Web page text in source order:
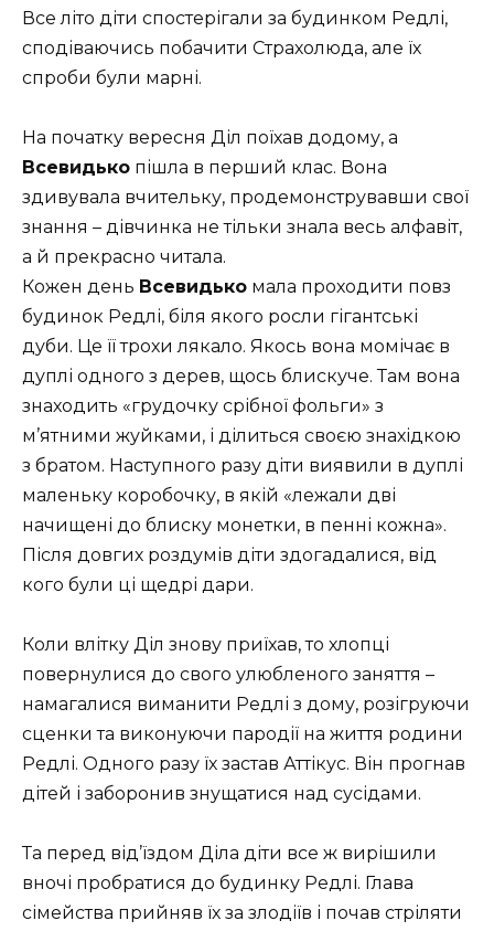
Все літо діти спостерігали за будинком Редлі,
сподіваючись побачити Страхолюда, але їх
спроби були марні.
На початку вересня Діл поїхав додому, а
Всевидько пішла в перший клас. Вона
здивувала вчительку, продемонструвавши свої
знання – дівчинка не тільки знала весь алфавіт,
а й прекрасно читала.
Кожен день Всевидько мала проходити повз
будинок Редлі, біля якого росли гігантські
дуби. Це її трохи лякало. Якось вона момічає в
дуплі одного з дерев, щось блискуче. Там вона
знаходить «грудочку срібної фольги» з
м’ятними жуйками, і ділиться своєю знахідкою
з братом. Наступного разу діти виявили в дуплі
маленьку коробочку, в якій «лежали дві
начищені до блиску монетки, в пенні кожна».
Після довгих роздумів діти здогадалися, від
кого були ці щедрі дари.
Коли влітку Діл знову приїхав, то хлопці
повернулися до свого улюбленого заняття –
намагалися виманити Редлі з дому, розігруючи
сценки та виконуючи пародії на життя родини
Редлі. Одного разу їх застав Аттікус. Він прогнав
дітей і заборонив знущатися над сусідами.
Та перед від’їздом Діла діти все ж вирішили
вночі пробратися до будинку Редлі. Глава
сімейства прийняв їх за злодіїв і почав стріляти